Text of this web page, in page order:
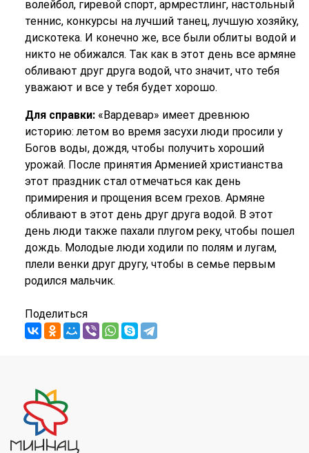
волейбол, гиревой спорт, армрестлинг, настольный
теннис, конкурсы на лучший танец, лучшую хозяйку,
дискотека. И конечно же, все были облиты водой и
никто не обижался. Так как в этот день все армяне
обливают друг друга водой, что значит, что тебя
уважают и все у тебя будет хорошо.
Для справки:«Вардевар» имеет древнюю
историю: летом во время засухи люди просили у
Богов воды, дождя, чтобы получить хороший
урожай. После принятия Арменией христианства
этот праздник стал отмечаться как день
примирения и прощения всем грехов. Армяне
обливают в этот день друг друга водой. В этот
день люди также пахали плугом реку, чтобы пошел
дождь. Молодые люди ходили по полям и лугам,
плели венки друг другу, чтобы в семье первым
родился мальчик.
Поделиться